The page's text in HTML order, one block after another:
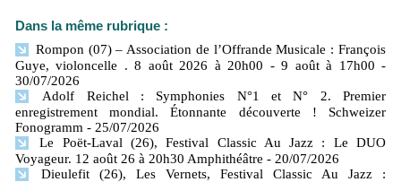
Dans la même rubrique :
Rompon (07) – Association de l’Offrande Musicale : François
Guye, violoncelle . 8 août 2026 à 20h00 - 9 août à 17h00 -
30/07/2026
Adolf Reichel : Symphonies N°1 et N° 2. Premier
enregistrement mondial. Étonnante découverte ! Schweizer
Fonogramm - 25/07/2026
Le Poët-Laval (26), Festival Classic Au Jazz : Le DUO
Voyageur. 12 août 26 à 20h30 Amphithéâtre - 20/07/2026
Dieulefit (26), Les Vernets, Festival Classic Au Jazz :